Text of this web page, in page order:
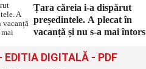
Țara căreia i-a dispărut
președintele. A plecat în
vacanță și nu s-a mai întors
EDITIA DIGITALĂ - PDF